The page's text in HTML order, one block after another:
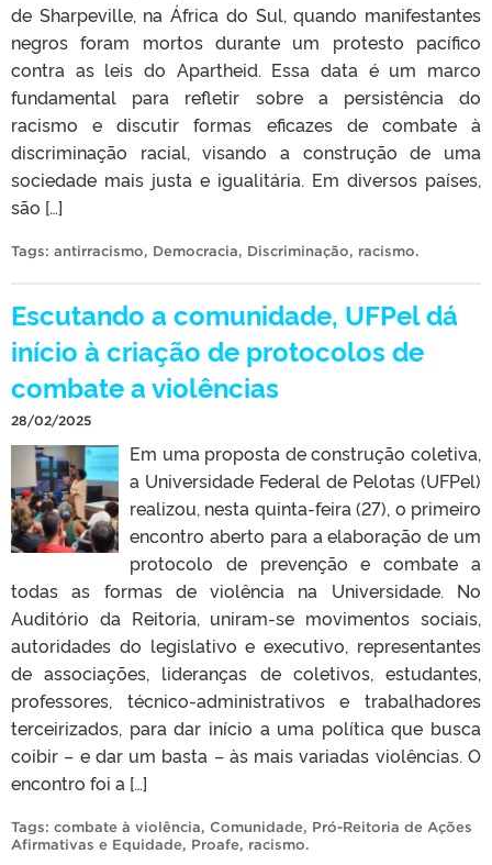
de Sharpeville, na África do Sul, quando manifestantes
negros foram mortos durante um protesto pacífico
contra as leis do Apartheid. Essa data é um marco
fundamental para refletir sobre a persistência do
racismo e discutir formas eficazes de combate à
discriminação racial, visando a construção de uma
sociedade mais justa e igualitária. Em diversos países,
são […]
Tags: antirracismo, Democracia, Discriminação, racismo.
Escutando a comunidade, UFPel dá
início à criação de protocolos de
combate a violências
28/02/2025
Em uma proposta de construção coletiva,
a Universidade Federal de Pelotas (UFPel)
realizou, nesta quinta-feira (27), o primeiro
encontro aberto para a elaboração de um
protocolo de prevenção e combate a
todas as formas de violência na Universidade. No
Auditório da Reitoria, uniram-se movimentos sociais,
autoridades do legislativo e executivo, representantes
de associações, lideranças de coletivos, estudantes,
professores, técnico-administrativos e trabalhadores
terceirizados, para dar início a uma política que busca
coibir – e dar um basta – às mais variadas violências. O
encontro foi a […]
Tags: combate à violência, Comunidade, Pró-Reitoria de Ações
Afirmativas e Equidade, Proafe, racismo.